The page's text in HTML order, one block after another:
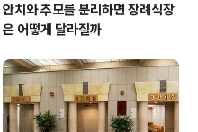
안치와 추모를 분리하면 장례식장
은 어떻게 달라질까